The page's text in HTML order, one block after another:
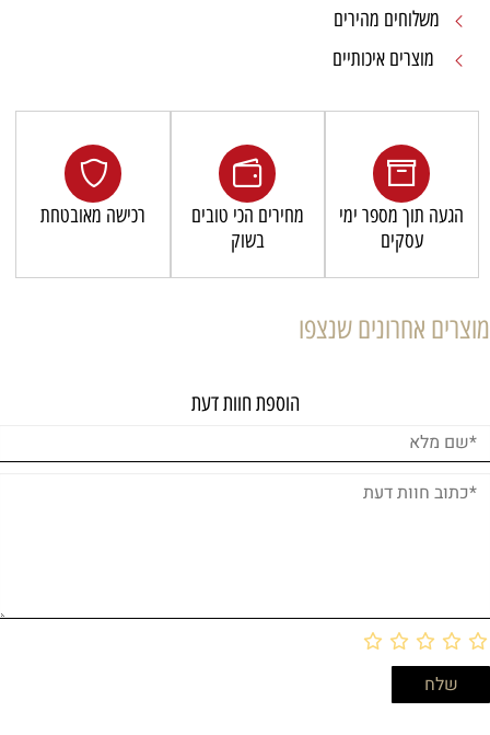
משלוחים מהירים
מוצרים איכותיים
הגעה תוך מספר ימי
עסקים
מחירים הכי טובים
בשוק
רכישה מאובטחת
מוצרים אחרונים שנצפו
הוספת חוות דעת